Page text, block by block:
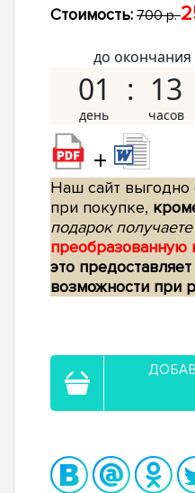
Стоимость: 700 р.
до окончания
01 13
+
Наш сайт выгодно
при покупке,
подарок получаете
преобразованную
это
возможности при